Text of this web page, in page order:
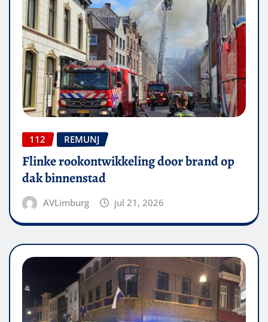
112 REMUNJ
Flinke rookontwikkeling door brand op
dak binnenstad
AVLimburg jul 21, 2026